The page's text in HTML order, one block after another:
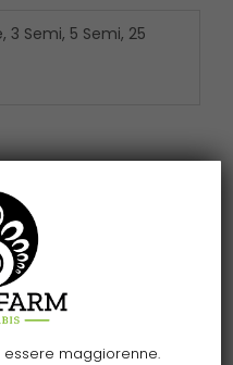
3 Semi, 5 Semi, 25
maggiorenne.